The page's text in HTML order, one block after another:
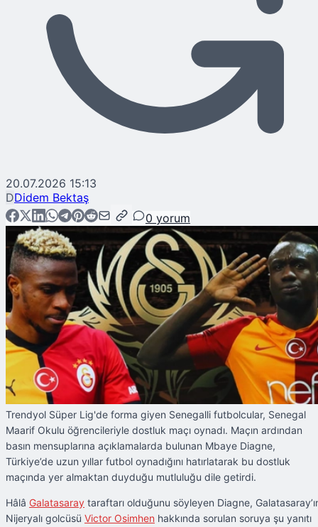
20.07.2026 15:13
DDidem Bektaş
0 yorum
Trendyol Süper Lig'de forma giyen Senegalli futbolcular, Senegal
Maarif Okulu öğrencileriyle dostluk maçı oynadı. Maçın ardından
basın mensuplarına açıklamalarda bulunan Mbaye Diagne,
Türkiye’de uzun yıllar futbol oynadığını hatırlatarak bu dostluk
maçında yer almaktan duyduğu mutluluğu dile getirdi.
Hâlâ Galatasaray taraftarı olduğunu söyleyen Diagne,
Nijeryalı golcüsü Victor Osimhen hakkında sorulan soruya şu yanıtı